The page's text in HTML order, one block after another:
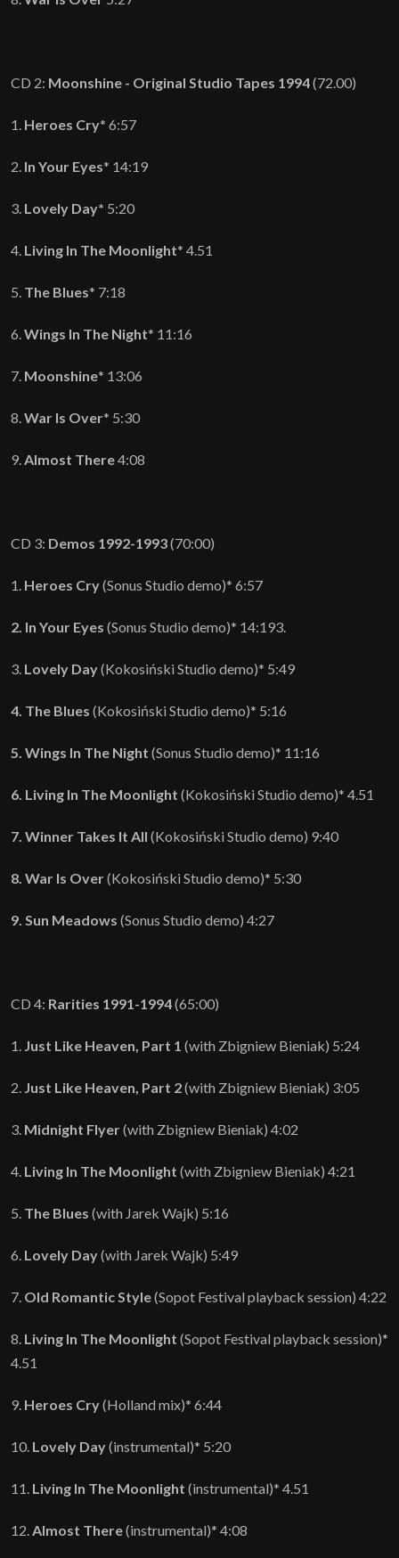
CD 2: Moonshine - Original Studio Tapes 1994(72.00)
1. Heroes Cry* 6:57
2. In Your Eyes* 14:19
3. Lovely Day* 5:20
4. Living In The Moonlight* 4.51
5. The Blues* 7:18
6.Wings In The Night* 11:16
7. Moonshine* 13:06
8.War Is Over* 5:30
9.Almost There4:08
CD 3: Demos 1992-1993(70:00)
1. Heroes Cry(Sonus Studio demo)* 6:57
2. In Your Eyes (Sonus Studio demo)* 14:193.
3. Lovely Day(Kokosiński Studio demo)* 5:49
4. The Blues (Kokosiński Studio demo)* 5:16
5. Wings In The Night (Sonus Studio demo)* 11:16
6. Living In The Moonlight (Kokosiński Studio demo)* 4.51
7. Winner Takes It All (Kokosiński Studio demo) 9:40
8. War Is Over(Kokosiński Studio demo)* 5:30
9. Sun Meadows (Sonus Studio demo) 4:27
CD 4: Rarities 1991-1994(65:00)
1. Just Like Heaven, Part 1 (with Zbigniew Bieniak) 5:24
2. Just Like Heaven, Part 2(with Zbigniew Bieniak) 3:05
3. Midnight Flyer(with Zbigniew Bieniak) 4:02
4. Living In The Moonlight (with Zbigniew Bieniak) 4:21
5. The Blues (with Jarek Wajk) 5:16
6. Lovely Day(with Jarek Wajk) 5:49
7. Old Romantic Style(Sopot Festival playback session) 4:22
8. Living In The Moonlight (Sopot Festival playback session)*
4.51
9. Heroes Cry(Holland mix)* 6:44
10. Lovely Day(instrumental)* 5:20
11. Living In The Moonlight (instrumental)* 4.51
12.Almost There(instrumental)* 4:08